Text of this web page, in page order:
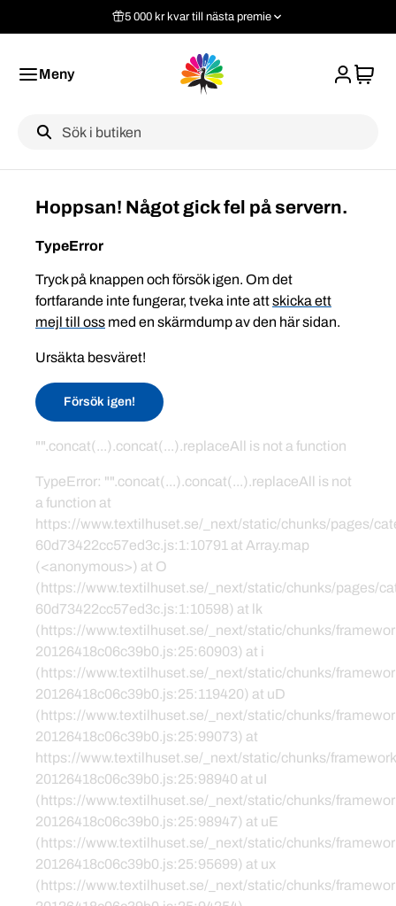
5 000 kr kvar till nästa premie
Meny
Label
Hoppsan! Något gick fel på servern.
TypeError
Tryck på knappen och försök igen. Om det
fortfarande inte fungerar, tveka inte attskicka ett
mejl till oss med en skärmdump av den här sidan.
Ursäkta besväret!
Försök igen!
"".concat(...).concat(...).replaceAll is not a function
TypeError: "".concat(...).concat(...).replaceAll is not
a function at
https://www.textilhuset.se/_next/static/chunks/pages/
60d73422cc57ed3c.js:1:10791 at Array.map
(<anonymous>) at O
(https://www.textilhuset.se/_next/static/chunks/pages/
60d73422cc57ed3c.js:1:10598) at lk
(https://www.textilhuset.se/_next/static/chunks/
20126418c06c39b0.js:25:60903) at i
(https://www.textilhuset.se/_next/static/chunks/
20126418c06c39b0.js:25:119420) at uD
(https://www.textilhuset.se/_next/static/chunks/
20126418c06c39b0.js:25:99073) at
https://www.textilhuset.se/_next/static/chunks/
20126418c06c39b0.js:25:98940 at uI
(https://www.textilhuset.se/_next/static/chunks/
20126418c06c39b0.js:25:98947) at uE
(https://www.textilhuset.se/_next/static/chunks/
20126418c06c39b0.js:25:95699) at ux
(https://www.textilhuset.se/_next/static/chunks/